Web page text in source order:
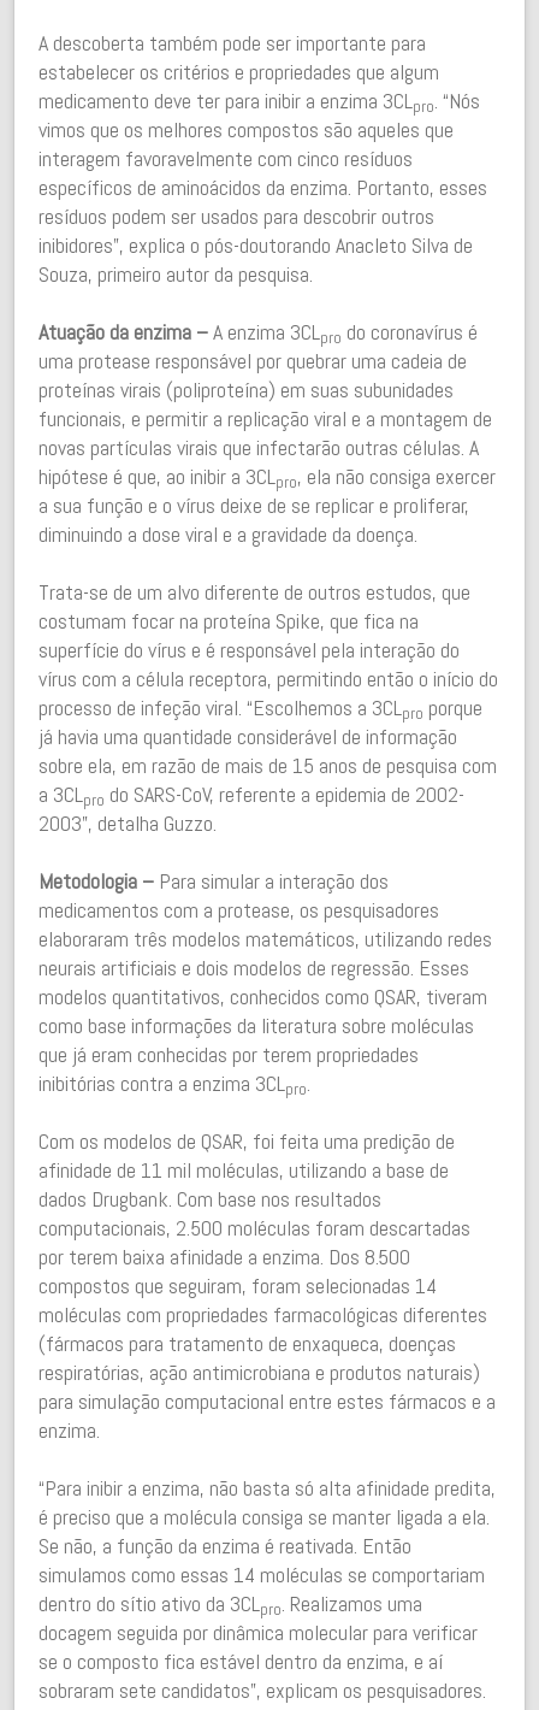
A descoberta também pode ser importante para
estabelecer os critérios e propriedades que algum
medicamento deve ter para inibir a enzima 3CLpro. “Nós
vimos que os melhores compostos são aqueles que
interagem favoravelmente com cinco resíduos
específicos de aminoácidos da enzima. Portanto, esses
resíduos podem ser usados para descobrir outros
inibidores”, explica o pós-doutorando Anacleto Silva de
Souza, primeiro autor da pesquisa.
Atuação da enzima –A enzima 3CLpro do coronavírus é
uma protease responsável por quebrar uma cadeia de
proteínas virais (poliproteína) em suas subunidades
funcionais, e permitir a replicação viral e a montagem de
novas partículas virais que infectarão outras células. A
hipótese é que, ao inibir a 3CLpro, ela não consiga exercer
a sua função e o vírus deixe de se replicar e proliferar,
diminuindo a dose viral e a gravidade da doença.
Trata-se de um alvo diferente de outros estudos, que
costumam focar na proteína Spike, que fica na
superfície do vírus e é responsável pela interação do
vírus com a célula receptora, permitindo então o início do
processo de infeção viral. “Escolhemos a 3CLpro porque
já havia uma quantidade considerável de informação
sobre ela, em razão de mais de 15 anos de pesquisa com
a 3CLpro do SARS-CoV, referente a epidemia de 2002-
2003”, detalha Guzzo.
Metodologia – Para simular a interação dos
medicamentos com a protease, os pesquisadores
elaboraram três modelos matemáticos, utilizando redes
neurais artificiais e dois modelos de regressão. Esses
modelos quantitativos, conhecidos como QSAR, tiveram
como base informações da literatura sobre moléculas
que já eram conhecidas por terem propriedades
inibitórias contra a enzima 3CLpro.
Com os modelos de QSAR, foi feita uma predição de
afinidade de 11 mil moléculas, utilizando a base de
dados Drugbank. Com base nos resultados
computacionais, 2.500 moléculas foram descartadas
por terem baixa afinidade a enzima. Dos 8.500
compostos que seguiram, foram selecionadas 14
moléculas com propriedades farmacológicas diferentes
(fármacos para tratamento de enxaqueca, doenças
respiratórias, ação antimicrobiana e produtos naturais)
para simulação computacional entre estes fármacos e a
enzima.
“Para inibir a enzima, não basta só alta afinidade predita,
é preciso que a molécula consiga se manter ligada a ela.
Se não, a função da enzima é reativada. Então
simulamos como essas 14 moléculas se comportariam
dentro do sítio ativo da 3CLpro. Realizamos uma
docagem seguida por dinâmica molecular para verificar
se o composto fica estável dentro da enzima, e aí
sobraram sete candidatos”, explicam os pesquisadores.